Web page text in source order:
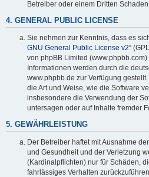
Betreiber oder einem Dritten Schaden
4. GENERAL PUBLIC LICENSE
Sie nehmen zur Kenntnis, dass es
GNU General Public License v2“
von phpBB Limited
Informationen werden durch die
www.phpbb.de zur Verfügung
die Art und Weise, wie die Software
insbesondere die Verwendung der
untersagen oder auf Inhalte fremder
5. GEWÄHRLEISTUNG
Der Betreiber haftet mit Ausnahme
und Gesundheit und der Verletzung
(Kardinalpflichten) nur für Schäden,
fahrlässiges Verhalten